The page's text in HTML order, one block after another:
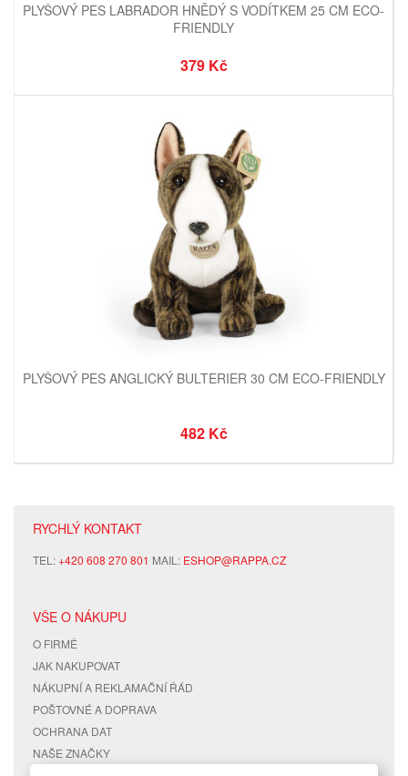
PLYŠOVÝ PES LABRADOR HNĚDÝ S VODÍTKEM 25 CM ECO-
FRIENDLY
379 Kč
PLYŠOVÝ PES ANGLICKÝ BULTERIER 30 CM ECO-FRIENDLY
482 Kč
RYCHLÝ KONTAKT
TEL:+420 608 270 801 MAIL: ESHOP@RAPPA.CZ
VŠE O NÁKUPU
O FIRMĚ
JAK NAKUPOVAT
NÁKUPNÍ A REKLAMAČNÍ ŘÁD
POŠTOVNÉ A DOPRAVA
OCHRANA DAT
NAŠE ZNAČKY